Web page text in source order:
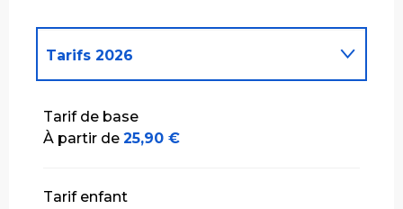
Tarifs 2026
Tarifs 2027
Tarif de base
À partir de 25,90 €
Tarif enfant